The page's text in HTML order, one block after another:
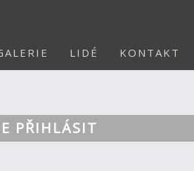
LIDÉ KONTAKT
PŘIHLÁSIT